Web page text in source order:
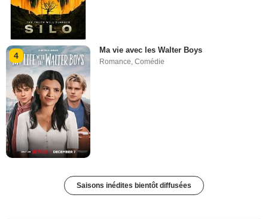
4
Ma vie avec les Walter Boys
Romance,Comédie
Saisons inédites bientôt diffusées